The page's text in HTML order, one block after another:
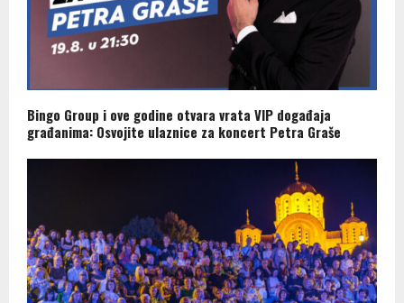
Bingo Group i ove godine otvara vrata VIP događaja
građanima: Osvojite ulaznice za koncert Petra Graše